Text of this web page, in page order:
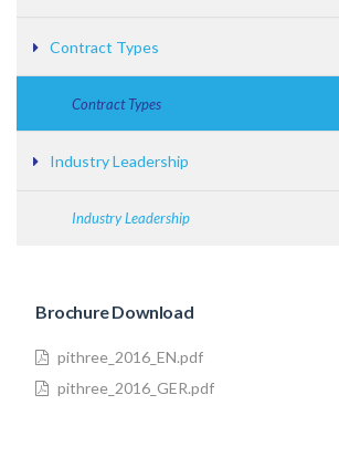
Contract Types
Contract Types
Industry Leadership
Industry Leadership
Brochure Download
pithree_2016_EN.pdf
pithree_2016_GER.pdf